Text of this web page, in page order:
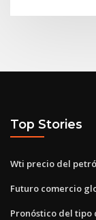
Top Stories
Wti precio del
Futuro comercio
Pronóstico del tipo